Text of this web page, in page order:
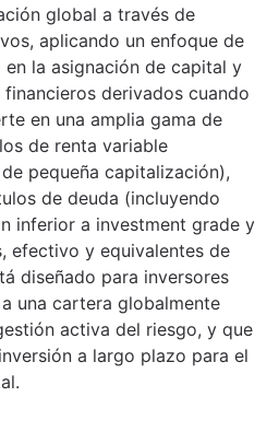
global a través de
aplicando un enfoque de
la asignación de capital y
derivados cuando
en una amplia gama de
de renta variable
pequeña capitalización),
de deuda (incluyendo
inferior a investment grade y
efectivo y equivalentes de
diseñado para inversores
una cartera globalmente
activa del riesgo, y que
a largo plazo para el